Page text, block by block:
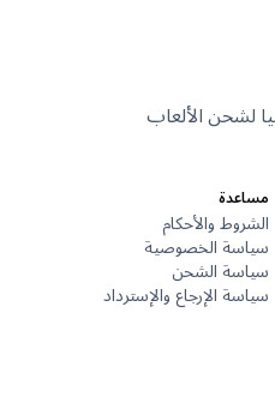
الألعاب
والأحكام
الخصوصية
الشحن
الإرجاع والإسترداد